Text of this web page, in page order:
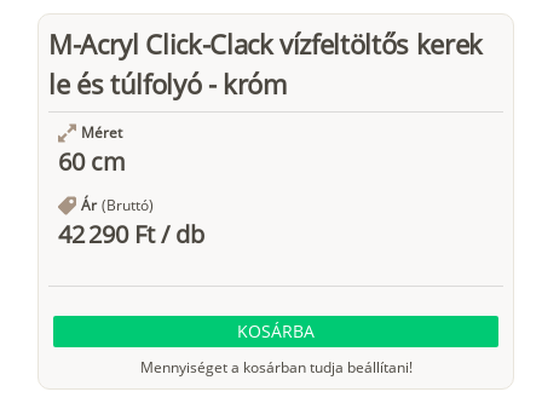
M-Acryl Click-Clack vízfeltöltős kerek
le és túlfolyó - króm
Méret
60 cm
Ár (Bruttó)
42 290 Ft/db
KOSÁRBA
Mennyiséget a kosárban tudja beállítani!